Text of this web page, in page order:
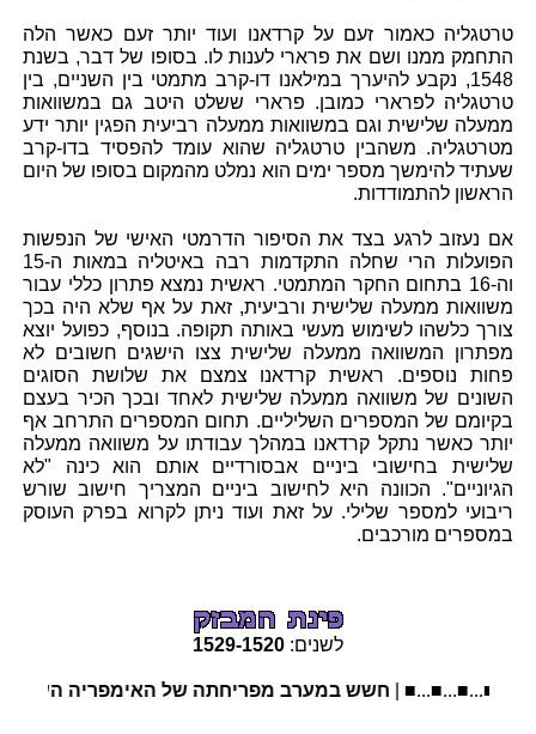
טרטגליה כאמור זעם על קרדאנו ועוד יותר זעם כאשר הלה
התחמק ממנו ושם את פרארי לענות לו. בסופו של דבר, בשנת
1548, נקבע להיערך במילאנו דו-קרב מתמטי בין השניים, בין
טרטגליה לפרארי כמובן. פרארי ששלט היטב גם במשוואות
ממעלה שלישית וגם במשוואות ממעלה רביעית הפגין יותר ידע
מטרטגליה. משהבין טרטגליה שהוא עומד להפסיד בדו-קרב
שעתיד להימשך מספר ימים הוא נמלט מהמקום בסופו של היום
הראשון להתמודדות.
אם נעזוב לרגע בצד את הסיפור הדרמטי האישי של הנפשות
הפועלות הרי שחלה התקדמות רבה באיטליה במאות ה-15
וה-16 בתחום החקר המתמטי. ראשית נמצא פתרון כללי עבור
משוואות ממעלה שלישית ורביעית, זאת על אף שלא היה בכך
צורך כלשהו לשימוש מעשי באותה תקופה. בנוסף, כפועל יוצא
מפתרון המשוואה ממעלה שלישית צצו הישגים חשובים לא
פחות נוספים. ראשית קרדאנו צמצם את שלושת הסוגים
השונים של משוואה ממעלה שלישית לאחד ובכך הכיר בעצם
בקיומם של המספרים השליליים. תחום המספרים התרחב אף
יותר כאשר נתקל קרדאנו במהלך עבודתו על משוואה ממעלה
שלישית בחישובי ביניים אבסורדיים אותם הוא כינה "לא
הגיוניים". הכוונה היא לחישוב ביניים המצריך חישוב שורש
ריבועי למספר שלילי. על זאת ועוד ניתן לקרוא בפרק העוסק
במספרים מורכבים.
לשנים: 1529-1520
חשש במערב מפריחתה של האימפריה